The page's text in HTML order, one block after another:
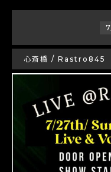
7
心斎橋 / Rastro845